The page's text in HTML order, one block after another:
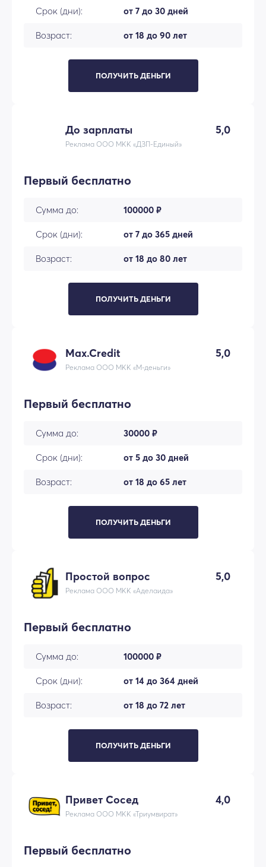
Срок (дни): от 7 до 30 дней
Возраст: от 18 до 90 лет
ПОЛУЧИТЬ ДЕНЬГИ
До зарплаты 5,0
Реклама ООО МКК «ДЗП-Единый»
Первый бесплатно
Сумма до: 100000 ₽
Срок (дни): от 7 до 365 дней
Возраст: от 18 до 80 лет
ПОЛУЧИТЬ ДЕНЬГИ
Max.Credit 5,0
Реклама ООО МКК «М-деньги»
Первый бесплатно
Сумма до: 30000 ₽
Срок (дни): от 5 до 30 дней
Возраст: от 18 до 65 лет
ПОЛУЧИТЬ ДЕНЬГИ
Простой вопрос 5,0
Реклама ООО МКК «Аделаида»
Первый бесплатно
Сумма до: 100000 ₽
Срок (дни): от 14 до 364 дней
Возраст: от 18 до 72 лет
ПОЛУЧИТЬ ДЕНЬГИ
Привет Сосед 4,0
Реклама ООО МКК «Триумвират»
Первый бесплатно